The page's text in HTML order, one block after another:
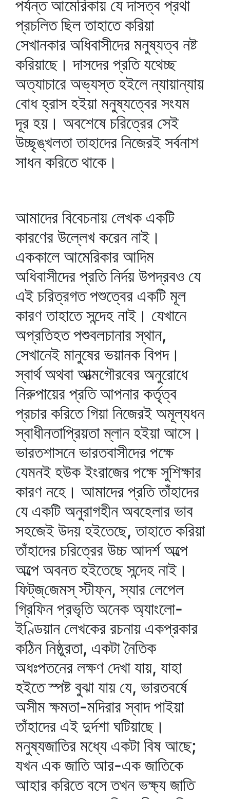
পর্যন্ত আমেরিকায় যে দাসত্ব প্রথা
প্রচলিত ছিল তাহাতে করিয়া
সেখানকার অধিবাসীদের মনুষ্যত্ব নষ্ট
করিয়াছে। দাসদের প্রতি যথেচ্ছ
অত্যাচারে অভ্যস্ত হইলে ন্যায়ান্যায়
বোধ হ্রাস হইয়া মনুষ্যত্বের সংযম
দূর হয়। অবশেষে চরিত্রের সেই
উচ্ছৃঙ্খলতা তাহাদের নিজেরই সর্বনাশ
সাধন করিতে থাকে।
আমাদের বিবেচনায় লেখক একটি
কারণের উল্লেখ করেন নাই।
এককালে আমেরিকার আদিম
অধিবাসীদের প্রতি নির্দয় উপদ্রবও যে
এই চরিত্রগত পশুত্বের একটি মূল
কারণ তাহাতে সন্দেহ নাই। যেখানে
অপ্রতিহত পশুবলচানার স্থান,
সেখানেই মানুষের ভয়ানক বিপদ।
স্বার্থ অথবা আত্মগৌরবের অনুরোধে
নিরুপায়ের প্রতি আপনার কর্তৃত্ব
প্রচার করিতে গিয়া নিজেরই অমূল্যধন
স্বাধীনতাপ্রিয়তা ম্লান হইয়া আসে।
ভারতশাসনে ভারতবাসীদের পক্ষে
যেমনই হউক ইংরাজের পক্ষে সুশিক্ষার
কারণ নহে। আমাদের প্রতি তাঁহাদের
যে একটি অনুরাগহীন অবহেলার ভাব
সহজেই উদয় হইতেছে, তাহাতে করিয়া
তাঁহাদের চরিত্রের উচ্চ আদর্শ অল্পে
অল্পে অবনত হইতেছে সন্দেহ নাই।
ফিট্‌জ্‌জেমস্‌ স্টীফ্‌ন, স্যার লেপেল
গ্রিফিন প্রভৃতি অনেক অ্যাংলো-
ইণ্ডিয়ান লেখকের রচনায় একপ্রকার
কঠিন নিষ্ঠুরতা, একটা নৈতিক
অধঃপতনের লক্ষণ দেখা যায়, যাহা
হইতে স্পষ্ট বুঝা যায় যে, ভারতবর্ষে
অসীম ক্ষমতা-মদিরার স্বাদ পাইয়া
তাঁহাদের এই দুর্দশা ঘটিয়াছে।
মনুষ্যজাতির মধ্যে একটা বিষ আছে;
যখন এক জাতি আর-এক জাতিকে
আহার করিতে বসে তখন ভক্ষ্য জাতি